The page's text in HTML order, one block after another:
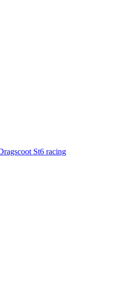
St6 racing